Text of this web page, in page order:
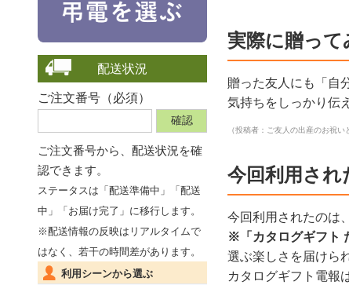
配送状況
ご注文番号（必須）
ご注文番号から、 配送状況を確
認できます。
ステータスは「配送準備中」「配送
中」「お届け完了」に移行します。
※配送情報の反映はリアルタイムで
はなく、若干の時間差があります。
利用シーンから選ぶ
実際に贈って
贈った友人にも「自
気持ちをしっかり伝
（投稿者：ご友人の出産のお祝い
今回利用され
今回利用されたのは
※「カタログギフト
選ぶ楽しさを届けら
カタログギフト電報